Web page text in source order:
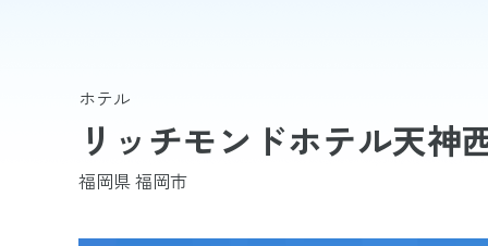
ホテル
リッチモンドホテル天神
福岡県 福岡市